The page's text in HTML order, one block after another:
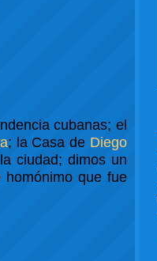
cubanas; el
; la Casa de Diego
ciudad; dimos un
que fue